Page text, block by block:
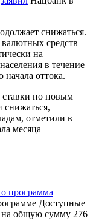
снижаться.
средств
на
в течение
оттока.
ставки по новым
отметили в
месяца
программа
Доступные
на общую сумму 276